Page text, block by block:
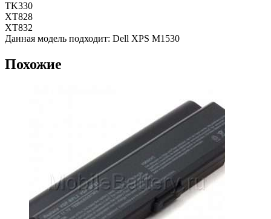
TK330
XT828
XT832
Данная модель подходит: Dell XPS M1530
Похожие